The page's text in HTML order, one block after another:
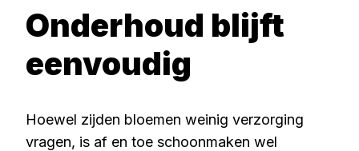
Onderhoud blijft
eenvoudig
Hoewel zijden bloemen weinig verzorging
vragen, is af en toe schoonmaken wel